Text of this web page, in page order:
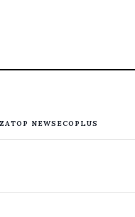
TOP NEWS ECOPLUS